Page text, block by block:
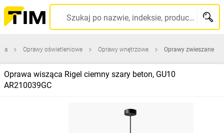
Szukaj po nazwie, indeksie, producencie, kodzie kreskowym...
Oprawy oświetleniowe Oprawy wnętrzowe Oprawy zwieszane
Oprawa wisząca Rigel ciemny szary beton, GU10
AR210039GC